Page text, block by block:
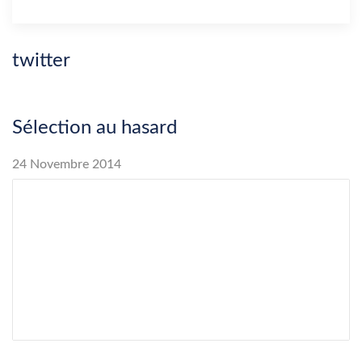
twitter
Sélection au hasard
24 Novembre 2014